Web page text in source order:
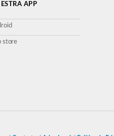
APP
store